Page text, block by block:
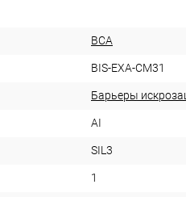
ВСА
BIS-EXA-CM31
Барьеры
AI
SIL3
1